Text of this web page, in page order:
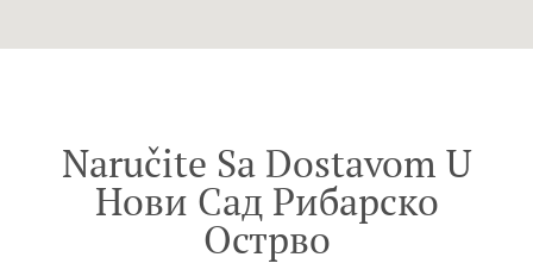
Naručite Sa Dostavom U
Нови Сад Рибарско
Острво